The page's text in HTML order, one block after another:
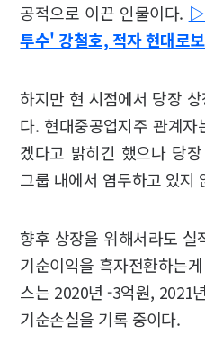
공적으로 이끈 인물이다. ▷
투수' 강철호, 적자 현대로
하지만 현 시점에서 당장
다. 현대중공업지주 관계
겠다고 밝히긴 했으나 당
그룹 내에서 염두하고 있지
향후 상장을 위해서라도
기순이익을 흑자전환하는
스는 2020년 -3억원, 2021
기순손실을 기록 중이다.